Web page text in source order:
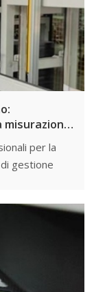
per la
gestione